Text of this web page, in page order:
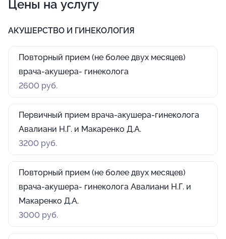
контрацепции.
Цены на услугу
АКУШЕРСТВО И ГИНЕКОЛОГИЯ
Повторный прием (не более двух месяцев)
врача-акушера- гинеколога
2600 руб.
Первичный прием врача-акушера-гинеколога
Авалиани Н.Г. и Макаренко Д.А.
3200 руб.
Повторный прием (не более двух месяцев)
врача-акушера- гинеколога Авалиани Н.Г. и
Макаренко Д.А.
3000 руб.